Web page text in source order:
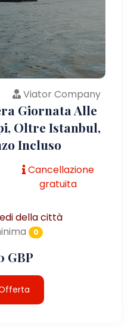
Viator Company
Giornata Alle
Oltre Istanbul,
Incluso
Cancellazione
gratuita
della città
0
GBP